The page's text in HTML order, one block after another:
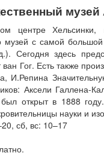
музей
центре Хельсинки,
музей с самой
Сегодня здесь
Гог. Есть также
Аксели Галлена-
открыт в 1888
науки и
сб, вс: 10–17